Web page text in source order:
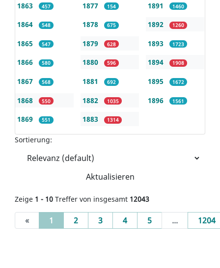
1863 457
1864 548
1865 547
1866 580
1867 568
1868 550
1869 551
1877 154
1878 675
1879 628
1880 596
1881 692
1882 1035
1883 1314
1891 1460
1892 1260
1893 1723
1894 1908
1895 1672
1896 1561
Sortierung:
Aktualisieren
Zeige 1 - 10 Treffer von insgesamt 12043
« 1 (current)
2 3 4 5 ... 1204